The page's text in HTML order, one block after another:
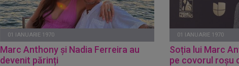
01 IANUARIE 1970
Marc Anthony și Nadia Ferreira au
devenit părinți
01 IANUARIE 1970
Soția lui Marc
pe covorul roșu